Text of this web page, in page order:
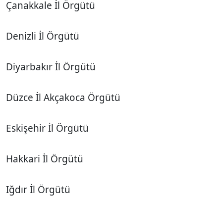
Çanakkale İl Örgütü
Denizli İl Örgütü
Diyarbakır İl Örgütü
Düzce İl Akçakoca Örgütü
Eskişehir İl Örgütü
Hakkari İl Örgütü
Iğdır İl Örgütü